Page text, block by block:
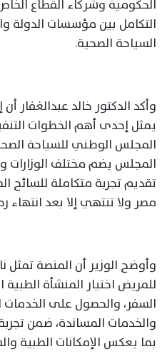
الحكومية وشركاء القطاع
التكامل بين مؤسسات الدولة
السياحة الصحية.
يمثل إحدى أهم الخطوات
المجلس الوطني للسياحة
المجلس يضم مختلف الوزارات
تقديم تجربة متكاملة للسائح
مصر ولا تنتهي إلا بعد انتهاء
وأوضح الوزير أن المنصة تمثل
للمريض اختيار المنشأة
السفر، والحصول على الخدمات
بما يعكس الإمكانات الطبية